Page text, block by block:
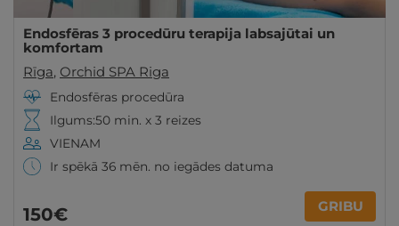
Endosfēras 3 procedūru terapija labsajūtai un
komfortam
Rīga, Orchid SPA Riga
Endosfēras procedūra
Ilgums:50 min. x 3 reizes
VIENAM
Ir spēkā 36 mēn. no iegādes datuma
150€ GRIBU